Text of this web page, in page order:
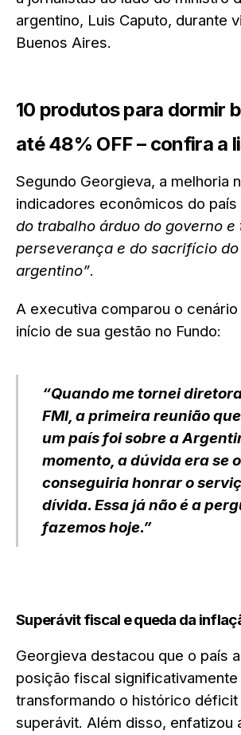
argentino, Luis Caputo, durante
Buenos Aires.
10 produtos para dormir
até 48% OFF – confira a
Segundo Georgieva, a melhoria
indicadores econômicos do país
do trabalho árduo do governo e
perseverança e do sacrifício
argentino”.
A executiva comparou o cenário
início de sua gestão no Fundo:
“Quando me tornei
FMI, a primeira reunião
um país foi sobre a
momento, a dúvida era se
conseguiria honrar o
dívida. Essa já não é a
fazemos hoje.”
Superávit fiscal e queda da
Georgieva destacou que o país
posição fiscal
transformando o histórico déficit
superávit. Além disso, enfatizou